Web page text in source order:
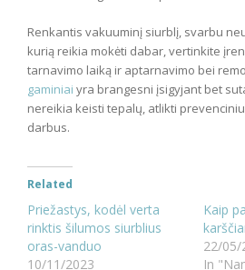
Renkantis vakuuminį siurblį, svarbu
kurią reikia mokėti dabar, vertinkite
tarnavimo laiką ir aptarnavimo bei
gaminiai yra brangesni įsigyjant bet
nereikia keisti tepalų, atlikti
darbus.
Related
Priežastys, kodėl verta
rinktis šilumos siurblius
oras-vanduo
10/11/2023
Kaip
22/05/
In